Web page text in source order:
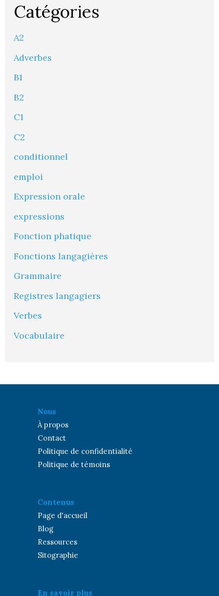
Catégories
A2
Adverbes
B1
B2
C1
C2
conditionnel
emploi
Expression orale
expressions
Fonction phatique
Fonctions langagières
Grammaire
Registres langagiers
Verbes
Vocabulaire
Nous
À propos
Contact
Politique de confidentialité
Politique de témoins
Contenus
Page d'accueil
Blog
Ressources
Sitographie
En savoir plus